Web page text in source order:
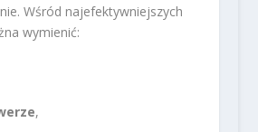
Wśród najefektywniejszych
wymienić:
,